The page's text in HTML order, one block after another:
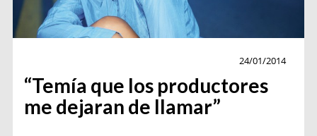
24/01/2014
“Temía que los productores
me dejaran de llamar”